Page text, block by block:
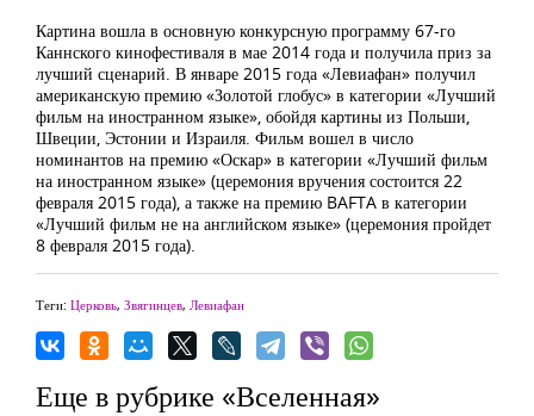
Картина вошла в основную конкурсную программу 67-го
Каннского кинофестиваля в мае 2014 года и получила приз за
лучший сценарий. В январе 2015 года «Левиафан» получил
американскую премию «Золотой глобус» в категории «Лучший
фильм на иностранном языке», обойдя картины из Польши,
Швеции, Эстонии и Израиля. Фильм вошел в число
номинантов на премию «Оскар» в категории «Лучший фильм
на иностранном языке» (церемония вручения состоится 22
февраля 2015 года), а также на премию BAFTA в категории
«Лучший фильм не на английском языке» (церемония пройдет
8 февраля 2015 года).
Теги: Церковь, Звягинцев, Левиафан
Еще в рубрике «Вселенная»